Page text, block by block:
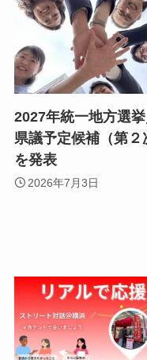
2027年統一地方選挙
県議予定候補（第２
を発表
2026年7月3日